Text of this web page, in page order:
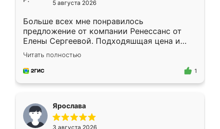
5 августа 2026
Больше всех мне понравилось
предложение от компании Ренессанс от
Елены Сергеевой. Подходяшщая цена и
короткие сроки изготовления. Приехавший
для замера сотрудник Владислав
предложил по моему эскизу самый
Читать полностью
1
Ярослава
3 августа 2026